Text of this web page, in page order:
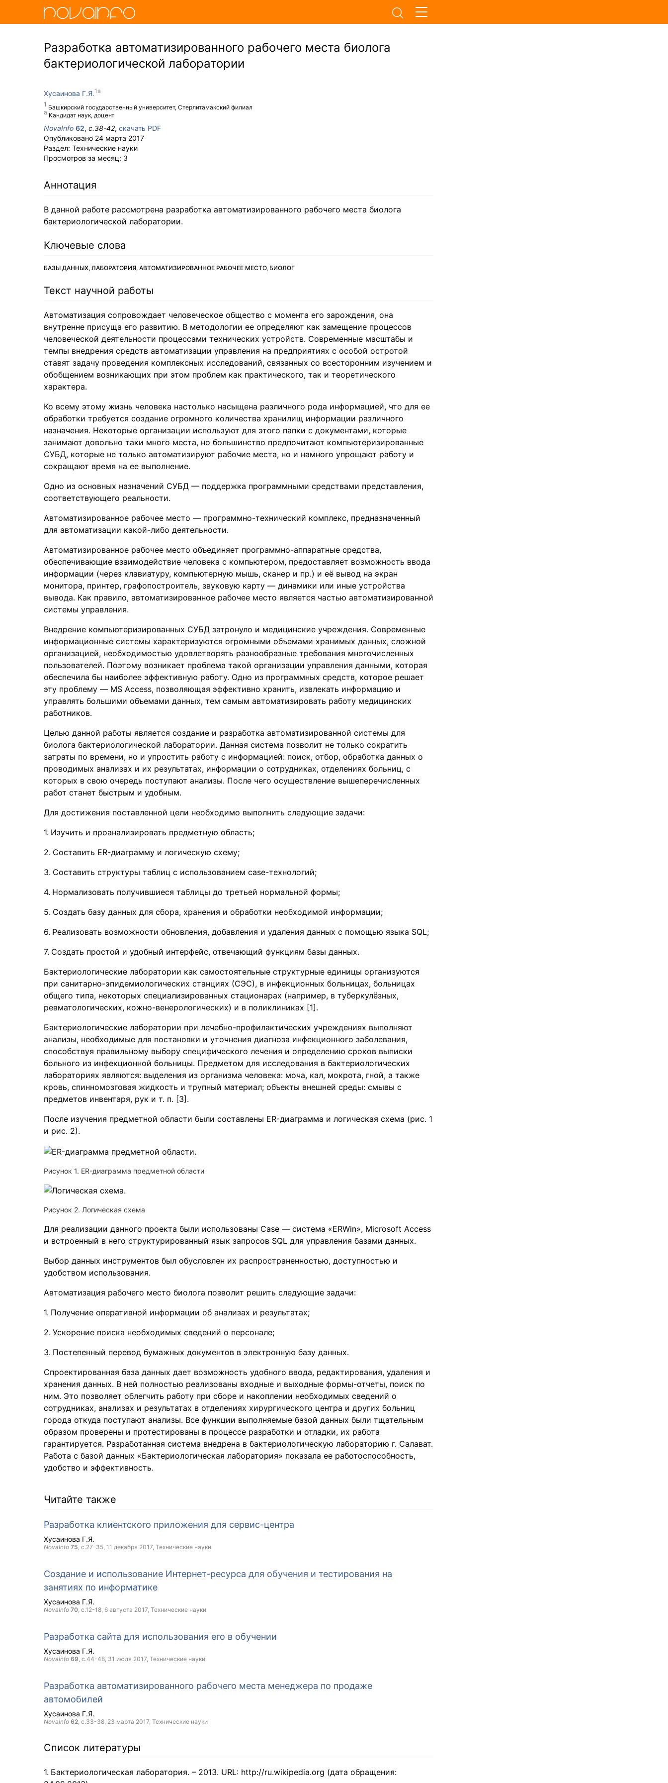
Разработка автоматизированного рабочего места биолога
бактериологической лаборатории
Хусаинова Г.Я.
Башкирский государственный университет, Стерлитамакский филиал
Кандидат наук, доцент
NovaInfo 62, с.38-42, скачать PDF
Опубликовано 24 марта 2017
Раздел: Технические науки
Просмотров за месяц: 3
Аннотация
В данной работе рассмотрена разработка автоматизированного рабочего места биолога
бактериологической лаборатории.
Ключевые слова
БАЗЫ ДАННЫХ, ЛАБОРАТОРИЯ, АВТОМАТИЗИРОВАННОЕ РАБОЧЕЕ МЕСТО, БИОЛОГ
Текст научной работы
Автоматизация сопровождает человеческое общество с момента его зарождения, она
внутренне присуща его развитию. В методологии ее определяют как замещение процессов
человеческой деятельности процессами технических устройств. Современные масштабы и
темпы внедрения средств автоматизации управления на предприятиях с особой остротой
ставят задачу проведения комплексных исследований, связанных со всесторонним изучением и
обобщением возникающих при этом проблем как практического, так и теоретического
характера.
Ко всему этому жизнь человека настолько насыщена различного рода информацией, что для ее
обработки требуется создание огромного количества хранилищ информации различного
назначения. Некоторые организации используют для этого папки с документами, которые
занимают довольно таки много места, но большинство предпочитают компьютеризированные
СУБД, которые не только автоматизируют рабочие места, но и намного упрощают работу и
сокращают время на ее выполнение.
Одно из основных назначений СУБД — поддержка программными средствами представления,
соответствующего реальности.
Автоматизированное рабочее место — программно-технический комплекс, предназначенный
для автоматизации какой-либо деятельности.
Автоматизированное рабочее место объединяет программно-аппаратные средства,
обеспечивающие взаимодействие человека с компьютером, предоставляет возможность ввода
информации (через клавиатуру, компьютерную мышь, сканер и пр.) и её вывод на экран
монитора, принтер, графопостроитель, звуковую карту — динамики или иные устройства
вывода. Как правило, автоматизированное рабочее место является частью автоматизированной
системы управления.
Внедрение компьютеризированных СУБД затронуло и медицинские учреждения. Современные
информационные системы характеризуются огромными объемами хранимых данных, сложной
организацией, необходимостью удовлетворять разнообразные требования многочисленных
пользователей. Поэтому возникает проблема такой организации управления данными, которая
обеспечила бы наиболее эффективную работу. Одно из программных средств, которое решает
эту проблему — MS Access, позволяющая эффективно хранить, извлекать информацию и
управлять большими объемами данных, тем самым автоматизировать работу медицинских
работников.
Целью данной работы является создание и разработка автоматизированной системы для
биолога бактериологической лаборатории. Данная система позволит не только сократить
затраты по времени, но и упростить работу с информацией: поиск, отбор, обработка данных о
проводимых анализах и их результатах, информации о сотрудниках, отделениях больниц, с
которых в свою очередь поступают анализы. После чего осуществление вышеперечисленных
работ станет быстрым и удобным.
Для достижения поставленной цели необходимо выполнить следующие задачи:
Изучить и проанализировать предметную область;
Составить ER-диаграмму и логическую схему;
Составить структуры таблиц с использованием case-технологий;
Нормализовать получившиеся таблицы до третьей нормальной формы;
Создать базу данных для сбора, хранения и обработки необходимой информации;
Реализовать возможности обновления, добавления и удаления данных с помощью языка SQL;
Создать простой и удобный интерфейс, отвечающий функциям базы данных.
Бактериологические лаборатории как самостоятельные структурные единицы организуются
при санитарно-эпидемиологических станциях (СЭС), в инфекционных больницах, больницах
общего типа, некоторых специализированных стационарах (например, в туберкулёзных,
ревматологических, кожно-венерологических) и в поликлиниках [1].
Бактериологические лаборатории при лечебно-профилактических учреждениях выполняют
анализы, необходимые для постановки и уточнения диагноза инфекционного заболевания,
способствуя правильному выбору специфического лечения и определению сроков выписки
больного из инфекционной больницы. Предметом для исследования в бактериологических
лабораториях являются: выделения из организма человека: моча, кал, мокрота, гной, а также
кровь, спинномозговая жидкость и трупный материал; объекты внешней среды: смывы с
предметов инвентаря, рук и т. п. [3].
После изучения предметной области были составлены ER-диаграмма и логическая схема (рис. 1
и рис. 2).
Рисунок 1. ER-диаграмма предметной области
Рисунок 2. Логическая схема
Для реализации данного проекта были использованы Case — система «ERWin», Microsoft Access
и встроенный в него структурированный язык запросов SQL для управления базами данных.
Выбор данных инструментов был обусловлен их распространенностью, доступностью и
удобством использования.
Автоматизация рабочего место биолога позволит решить следующие задачи:
Получение оперативной информации об анализах и результатах;
Ускорение поиска необходимых сведений о персонале;
Постепенный перевод бумажных документов в электронную базу данных.
Спроектированная база данных дает возможность удобного ввода, редактирования, удаления и
хранения данных. В ней полностью реализованы входные и выходные формы-отчеты, поиск по
ним. Это позволяет облегчить работу при сборе и накоплении необходимых сведений о
сотрудниках, анализах и результатах в отделениях хирургического центра и других больниц
города откуда поступают анализы. Все функции выполняемые базой данных были тщательным
образом проверены и протестированы в процессе разработки и отладки, их работа
гарантируется. Разработанная система внедрена в бактериологическую лабораторию г. Салават.
Работа с базой данных «Бактериологическая лаборатория» показала ее работоспособность,
удобство и эффективность.
Читайте также
Разработка клиентского приложения для сервис-центра
Хусаинова Г.Я.
NovaInfo 75, с.27-35, 11 декабря 2017, Технические науки
Создание и использование Интернет-ресурса для обучения и тестирования на
занятиях по информатике
Хусаинова Г.Я.
NovaInfo 70, с.12-18, 6 августа 2017, Технические науки
Разработка сайта для использования его в обучении
Хусаинова Г.Я.
NovaInfo 69, с.44-48, 31 июля 2017, Технические науки
Разработка автоматизированного рабочего места менеджера по продаже
автомобилей
Хусаинова Г.Я.
NovaInfo 62, с.33-38, 23 марта 2017, Технические науки
Список литературы
Бактериологическая лаборатория. – 2013. URL: http://ru.wikipedia.org (дата обращения: